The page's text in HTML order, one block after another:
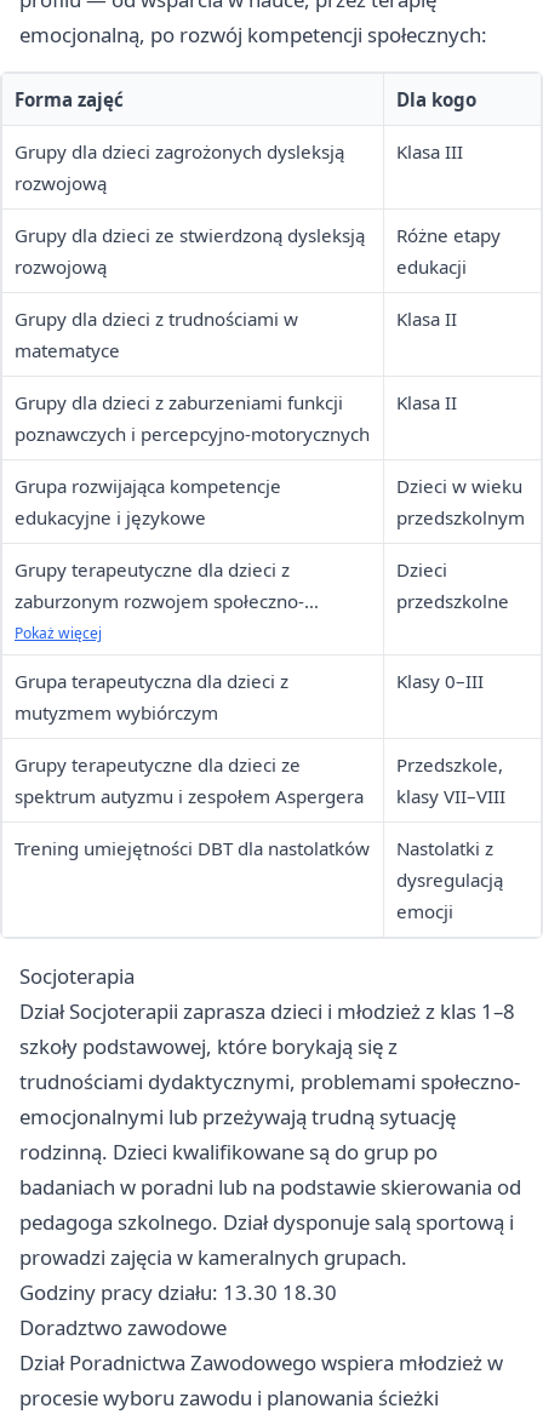
emocjonalną, po rozwój kompetencji społecznych:
Forma zajęć Dla kogo
Grupy dla dzieci zagrożonych dysleksją
rozwojową
Klasa III
Grupy dla dzieci ze stwierdzoną dysleksją
rozwojową
Różne etapy
edukacji
Grupy dla dzieci z trudnościami w
matematyce
Klasa II
Grupy dla dzieci z zaburzeniami funkcji
poznawczych i percepcyjno-motorycznych
Klasa II
Grupa rozwijająca kompetencje
edukacyjne i językowe
Dzieci w wieku
przedszkolnym
Grupy terapeutyczne dla dzieci z
zaburzonym rozwojem społeczno-
emocjonalnym
Pokaż więcej
Dzieci
przedszkolne
Grupa terapeutyczna dla dzieci z
mutyzmem wybiórczym
Klasy 0–III
Grupy terapeutyczne dla dzieci ze
spektrum autyzmu i zespołem Aspergera
Przedszkole,
klasy VII–VIII
Trening umiejętności DBT dla nastolatków
Nastolatki z
dysregulacją
emocji
Socjoterapia
Dział Socjoterapii zaprasza dzieci i młodzież z klas 1–8
szkoły podstawowej, które borykają się z
trudnościami dydaktycznymi, problemami społeczno-
emocjonalnymi lub przeżywają trudną sytuację
rodzinną. Dzieci kwalifikowane są do grup po
badaniach w poradni lub na podstawie skierowania od
pedagoga szkolnego. Dział dysponuje salą sportową i
prowadzi zajęcia w kameralnych grupach.
Godziny pracy działu: 13.30 18.30
Doradztwo zawodowe
Dział Poradnictwa Zawodowego wspiera młodzież w
procesie wyboru zawodu i planowania ścieżki